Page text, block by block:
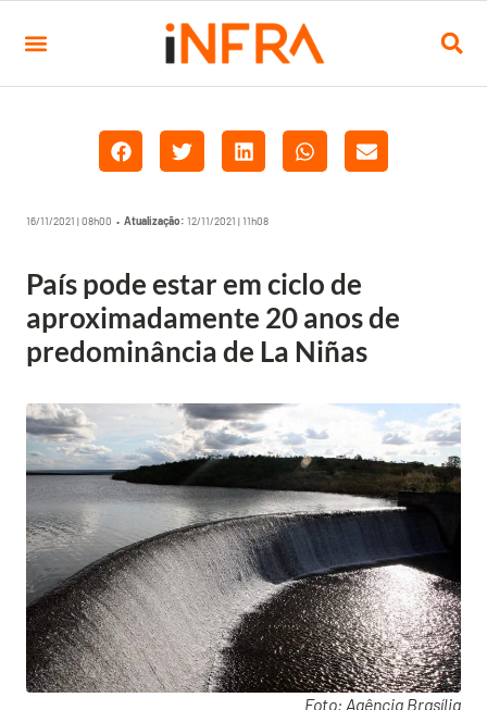
16/11/2021 | 08h00 • Atualização: 12/11/2021 | 11h08
País pode estar em ciclo de
aproximadamente 20 anos de
predominância de La Niñas
Foto: Agência Brasília